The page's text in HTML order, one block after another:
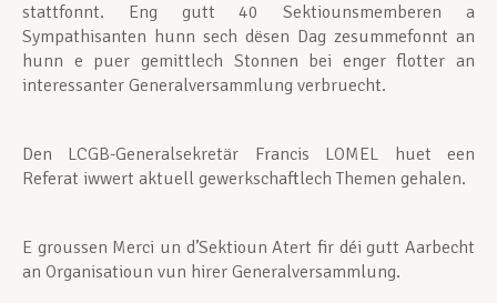
stattfonnt. Eng gutt 40 Sektiounsmemberen a
Sympathisanten hunn sech dësen Dag zesummefonnt an
hunn e puer gemittlech Stonnen bei enger flotter an
interessanter Generalversammlung verbruecht.
Den LCGB-Generalsekretär Francis LOMEL huet een
Referat iwwert aktuell gewerkschaftlech Themen gehalen.
E groussen Merci un d’Sektioun Atert fir déi gutt Aarbecht
an Organisatioun vun hirer Generalversammlung.